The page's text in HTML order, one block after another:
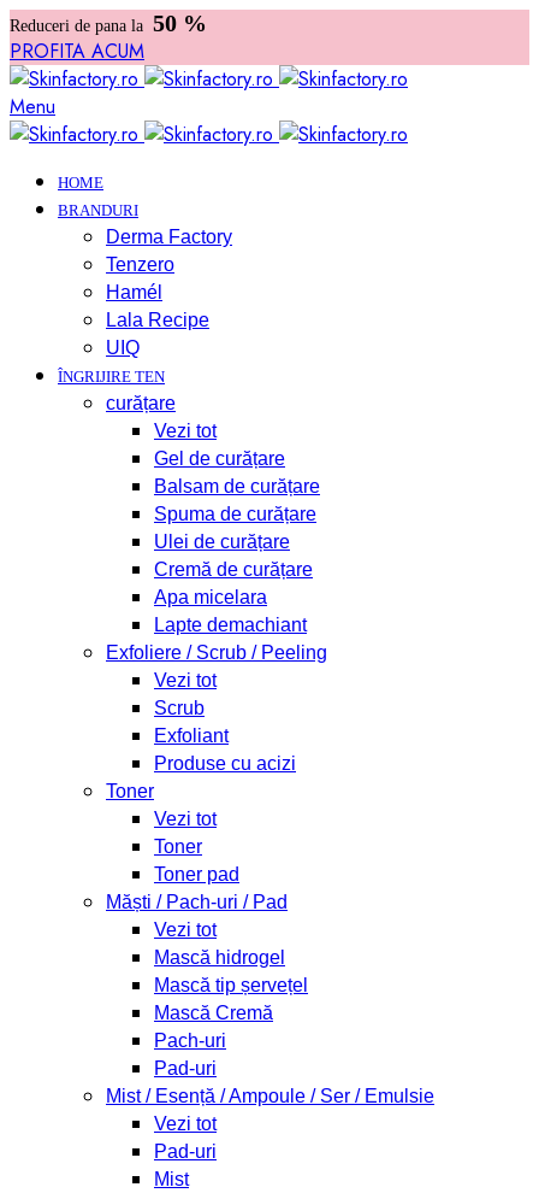
Reduceri de pana la 50 %
PROFITA ACUM
Menu
HOME
BRANDURI
Derma Factory
Tenzero
Hamél
Lala Recipe
UIQ
ÎNGRIJIRE TEN
curățare
Vezi tot
Gel de curățare
Balsam de curățare
Spuma de curățare
Ulei de curățare
Cremă de curățare
Apa micelara
Lapte demachiant
Exfoliere / Scrub / Peeling
Vezi tot
Scrub
Exfoliant
Produse cu acizi
Toner
Vezi tot
Toner
Toner pad
Măști / Pach-uri / Pad
Vezi tot
Mască hidrogel
Mască tip șervețel
Mască Cremă
Pach-uri
Pad-uri
Mist / Esență / Ampoule / Ser / Emulsie
Vezi tot
Pad-uri
Mist